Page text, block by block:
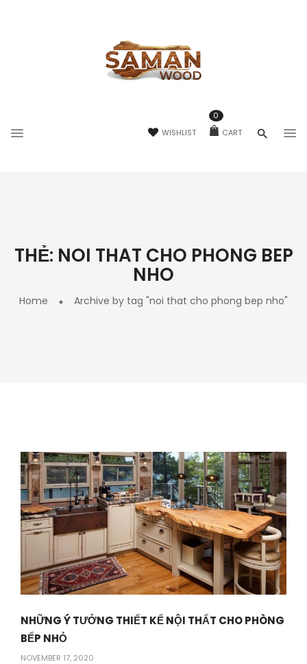
WISHLIST CART
0
THẺ: NOI THAT CHO PHONG BEP
NHO
Home Archive by tag "noi that cho phong bep nho"
NHỮNG Ý TƯỞNG THIẾT KẾ NỘI THẤT CHO PHÒNG
BẾP NHỎ
NOVEMBER 17, 2020